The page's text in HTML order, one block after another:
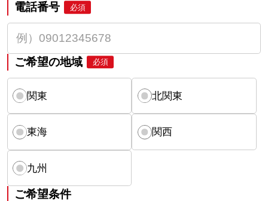
電話番号 必須
ご希望の地域 必須
関東 北関東
東海 関西
九州
ご希望条件